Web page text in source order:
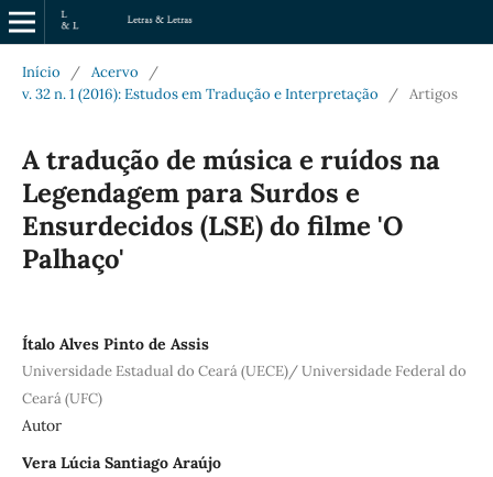
Início / Acervo
/
v. 32 n. 1 (2016): Estudos em Tradução e Interpretação
/ Artigos
A tradução de música e ruídos na
Legendagem para Surdos e
Ensurdecidos (LSE) do filme 'O
Palhaço'
Ítalo Alves Pinto de Assis
Universidade Estadual do Ceará (UECE)/ Universidade Federal do
Ceará (UFC)
Autor
Vera Lúcia Santiago Araújo